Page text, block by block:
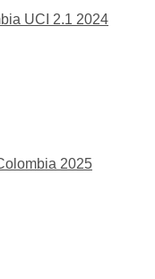
UCI 2.1 2024
2025